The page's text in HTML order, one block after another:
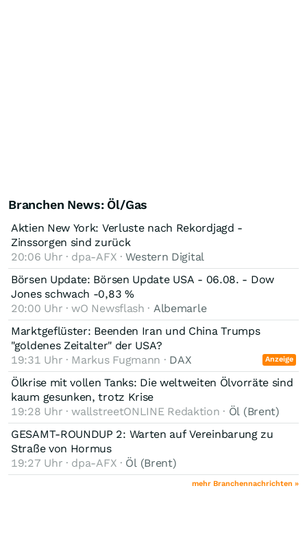
Branchen News: Öl/Gas
Aktien New York: Verluste nach Rekordjagd -
Zinssorgen sind zurück
20:06 Uhr · dpa-AFX ·Western Digital
Börsen Update: Börsen Update USA - 06.08. - Dow
Jones schwach -0,83 %
20:00 Uhr · wO Newsflash · Albemarle
Marktgeflüster: Beenden Iran und China Trumps
"goldenes Zeitalter" der USA?
19:31 Uhr · Markus Fugmann · DAX Anzeige
Ölkrise mit vollen Tanks: Die weltweiten Ölvorräte sind
kaum gesunken, trotz Krise
19:28 Uhr · wallstreetONLINE Redaktion · Öl (Brent)
GESAMT-ROUNDUP 2: Warten auf Vereinbarung zu
Straße von Hormus
19:27 Uhr · dpa-AFX · Öl (Brent)
mehr Branchennachrichten »